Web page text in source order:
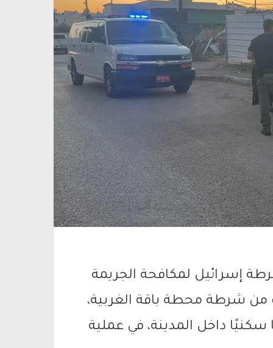
إسرائيل لمكافحة الجريمة
من شرطة محطة باقة الغربية،
داخل المدينة، في عملية